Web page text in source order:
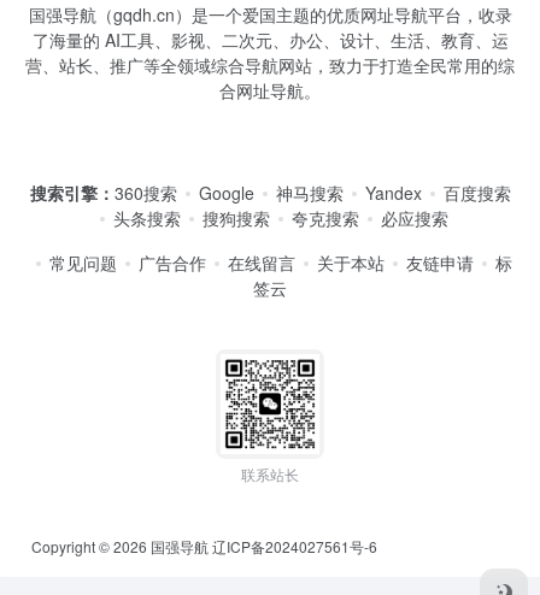
国强导航（gqdh.cn）是一个爱国主题的优质网址导航平台，收录
了海量的 AI工具、影视、二次元、办公、设计、生活、教育、运
营、站长、推广等全领域综合导航网站，致力于打造全民常用的综
合网址导航。
搜索引擎： 360搜索 Google 神马搜索 Yandex
百度搜索
头条搜索
搜狗搜索 夸克搜索
必应搜索
常见问题
广告合作 在线留言 关于本站 友链申请
标
签云
联系站长
Copyright © 2026 国强导航辽ICP备2024027561号-6